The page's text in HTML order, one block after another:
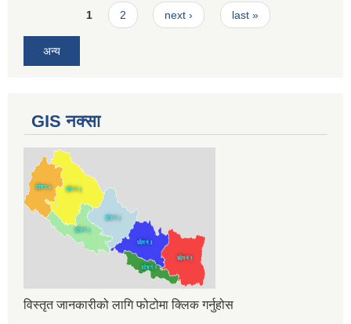
Pages1 2 next › last »
अन्य
GIS नक्सा
विस्तृत जानकारीको लागि फोटोमा क्लिक गर्नुहोस